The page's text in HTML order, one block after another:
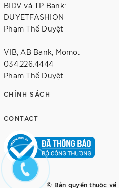
BIDV và TP Bank:
DUYETFASHION
Phạm Thế Duyệt
VIB, AB Bank, Momo:
034.226.4444
Phạm Thế Duyệt
CHÍNH SÁCH
CONTACT
© Bản quyền thuộc về